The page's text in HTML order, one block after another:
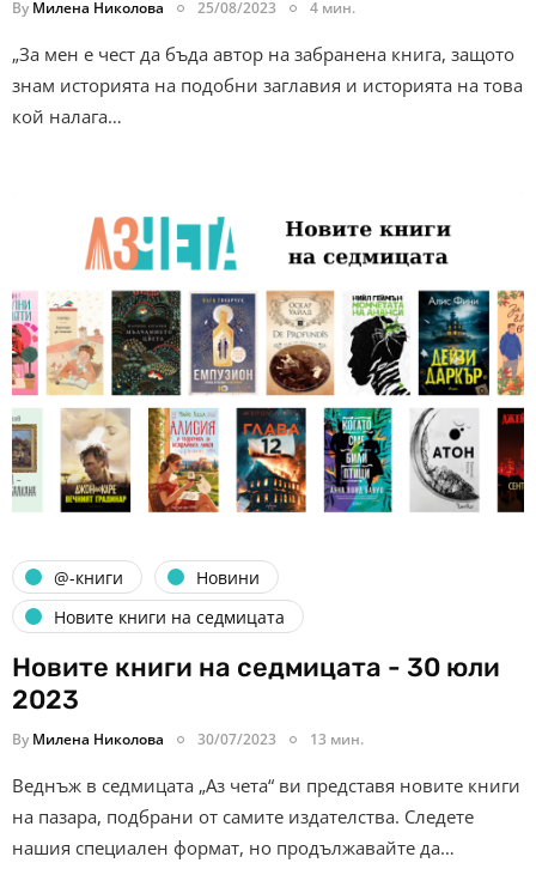
By Милена Николова 25/08/2023 4 мин.
„За мен е чест да бъда автор на забранена книга, защото
знам историята на подобни заглавия и историята на това
кой налага…
@-книги
Новини
Новите книги на седмицата
Новите книги на седмицата - 30 юли
2023
By Милена Николова 30/07/2023 13 мин.
Веднъж в седмицата „Аз чета“ ви представя новите книги
на пазара, подбрани от самите издателства. Следете
нашия специален формат, но продължавайте да…